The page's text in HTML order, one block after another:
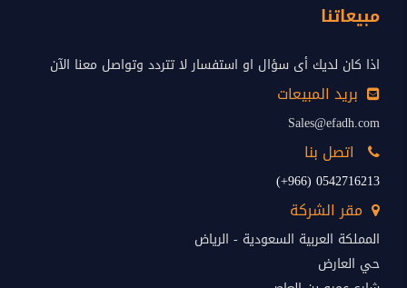
مبيعاتنا
اذا كان لديك أى سؤال او استفسار لا تتردد وتواصل معنا الآن
بريد المبيعات
Sales@efadh.com
اتصل بنا
0542716213 (966+)
مقر الشركة
المملكة العربية السعودية - الرياض
حي العارض